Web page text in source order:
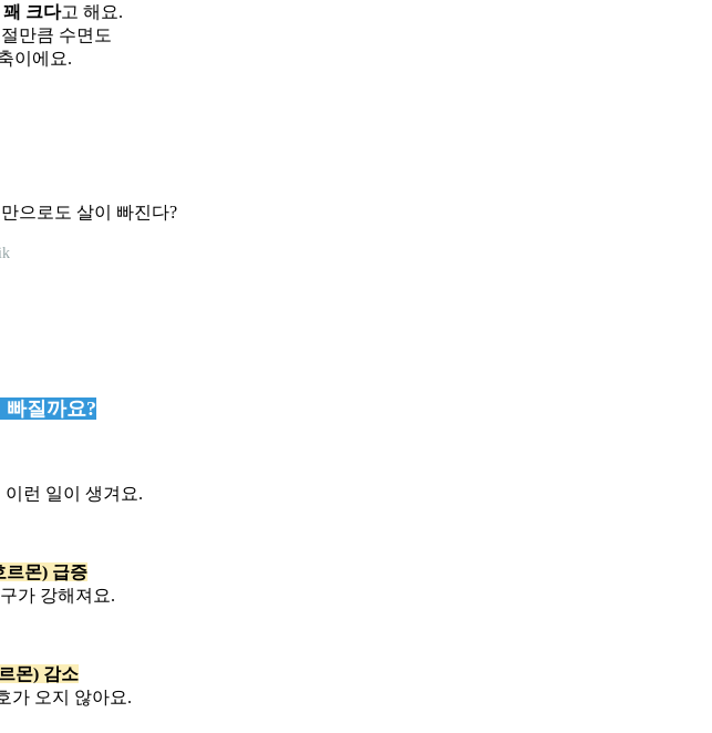
크다고 해요.
만큼 수면도
이에요.
빠질까요?
런 일이 생겨요.
르몬) 급증
가 강해져요.
몬) 감소
가 오지 않아요.